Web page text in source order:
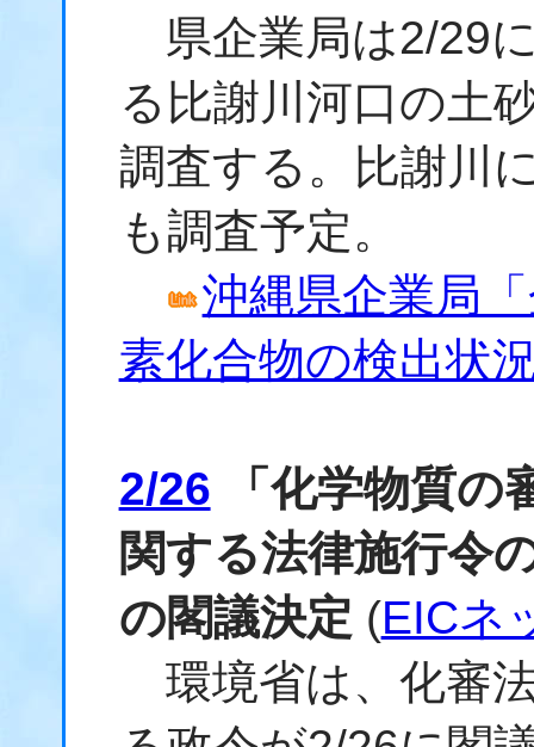
県企業局は2/29
る比謝川河口の土
調査する。比謝川
も調査予定。
沖縄県企業局
素化合物の検出状
2/26 「化学物質の
関する法律施行令
の閣議決定 (EICネ
環境省は、化審